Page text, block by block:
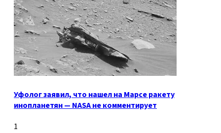
Уфолог заявил, что нашел на Марсе ракету
инопланетян — NASA не комментирует
1